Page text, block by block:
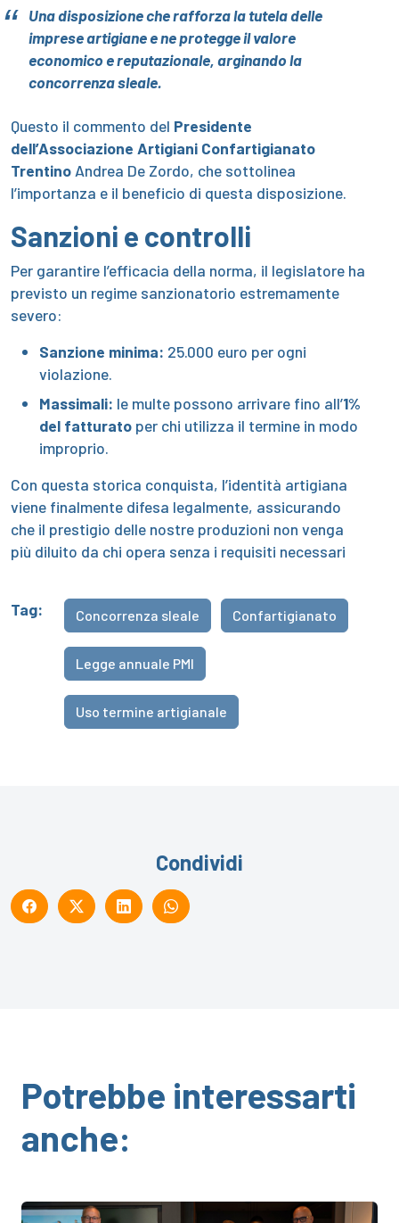
Una disposizione che rafforza la tutela delle
imprese artigiane e ne protegge il valore
economico e reputazionale, arginando la
concorrenza sleale.
Questo il commento del Presidente
dell’Associazione Artigiani Confartigianato
Trentino Andrea De Zordo, che sottolinea
l’importanza e il beneficio di questa disposizione.
Sanzioni e controlli
Per garantire l’efficacia della norma, il legislatore ha
previsto un regime sanzionatorio estremamente
severo:
Sanzione minima: 25.000 euro per ogni
violazione.
Massimali: le multe possono arrivare fino all’1%
del fatturato per chi utilizza il termine in modo
improprio.
Con questa storica conquista, l’identità artigiana
viene finalmente difesa legalmente, assicurando
che il prestigio delle nostre produzioni non venga
più diluito da chi opera senza i requisiti necessari
Tag: Concorrenza sleale Confartigianato
Legge annuale PMI
Uso termine artigianale
Condividi
Potrebbe interessarti
anche: